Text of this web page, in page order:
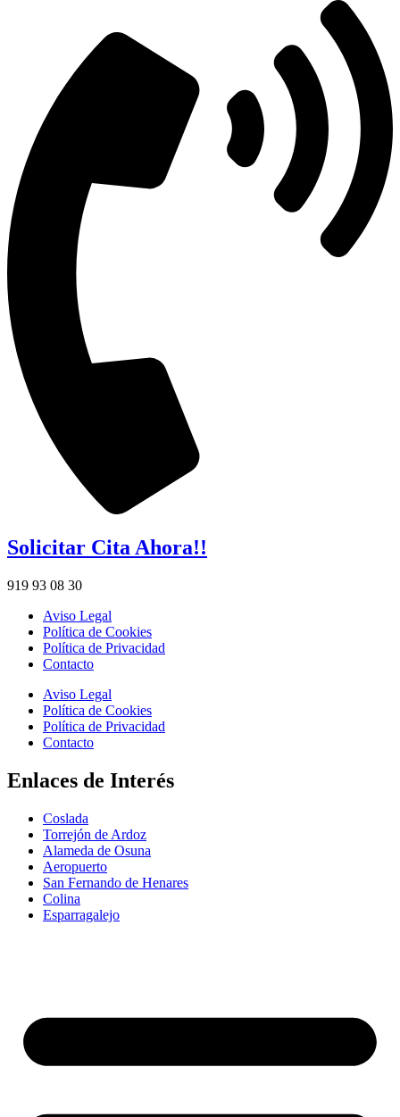
Solicitar Cita Ahora!!
919 93 08 30
Aviso Legal
Política de Cookies
Política de Privacidad
Contacto
Aviso Legal
Política de Cookies
Política de Privacidad
Contacto
Enlaces de Interés
Coslada
Torrejón de Ardoz
Alameda de Osuna
Aeropuerto
San Fernando de Henares
Colina
Esparragalejo